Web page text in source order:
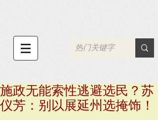
施政无能索性逃避选民？苏
仪芳：别以展延州选掩饰！